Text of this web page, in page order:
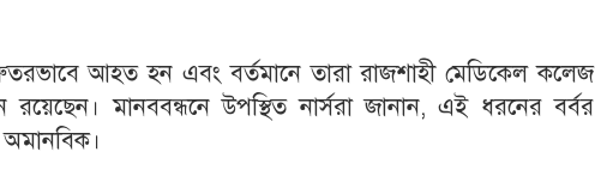
আহত হন এবং বর্তমানে তারা রাজশাহী মেডিকেল কলেজ
রয়েছেন। মানববন্ধনে উপস্থিত নার্সরা জানান, এই ধরনের বর্বর